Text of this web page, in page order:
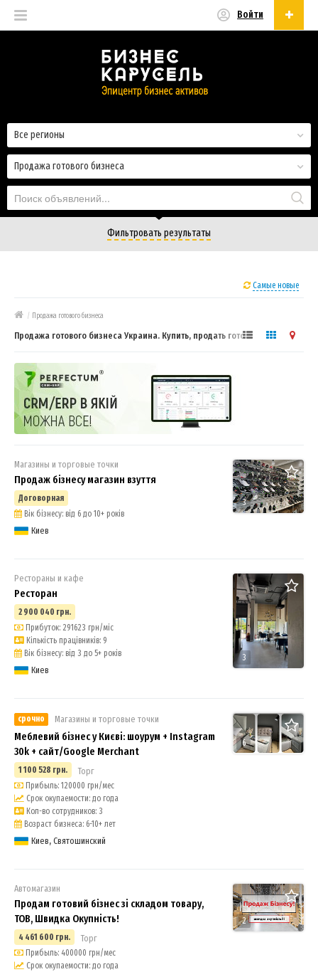
Войти
Продажа готового бизнеса
Все регионы
Фильтровать результаты
Самые новые
/ Продажа готового бизнеса
Продажа готового бизнеса Украина. Купить, продать готовый бизнес
3
Магазины и торговые точки
Продаж бізнесу магазин взуття
Договорная
Вік бізнесу: від 6 до 10+ років
Киев
3
Рестораны и кафе
Ресторан
2 900 040 грн.
Прибуток: 291623 грн/міс
Кількість працівників: 9
Вік бізнесу: від 3 до 5+ років
Киев
6
срочно Магазины и торговые точки
Меблевий бізнес у Києві: шоурум + Instagram
30k + сайт/Google Merchant
1 100 528 грн. Торг
Прибыль: 120000 грн/мес
Срок окупаемости: до года
Кол-во сотрудников: 3
Возраст бизнеса: 6-10+ лет
Киев, Святошинский
2
Автомагазин
Продам готовий бізнес зі складом товару,
ТОВ, Швидка Окупність!
4 461 600 грн. Торг
Прибыль: 400000 грн/мес
Срок окупаемости: до года